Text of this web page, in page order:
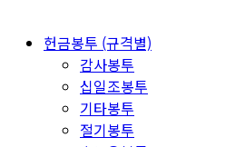
헌금봉투 (규격별)
감사봉투
십일조봉투
기타봉투
절기봉투